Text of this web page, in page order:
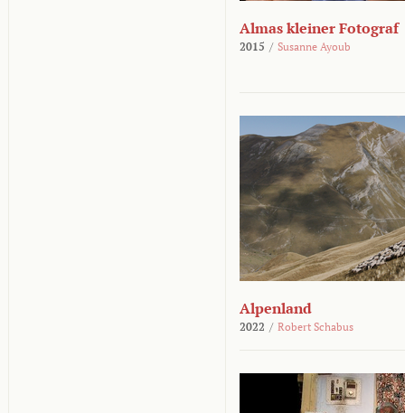
Almas kleiner Fotograf
2015 / Susanne Ayoub
Alpenland
2022 / Robert Schabus